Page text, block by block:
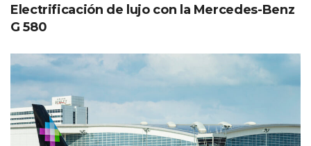
Electrificación de lujo con la Mercedes-Benz
G 580